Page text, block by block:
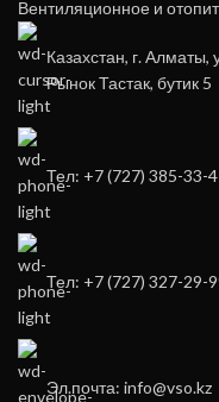
Вентиляционное и
Казахстан, г.
Рынок Тастак, бутик 5
Тел: +7 (727) 385-33-
Тел: +7 (727) 327-29-
Эл.почта: info@vso.kz